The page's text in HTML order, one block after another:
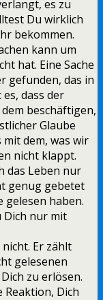
es zu
Du wirklich
bekommen.
kann um
hat. Eine Sache
gefunden, das in
dass der
beschäftigen,
Glaube
dem, was wir
nicht klappt.
das Leben nur
genug gebetet
gelesen haben.
Dich nur mit
Er zählt
gelesenen
zu erlösen.
Reaktion, Dich